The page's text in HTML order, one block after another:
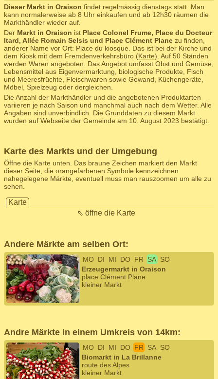
Dieser Markt in Oraison findet regelmässig dienstags statt. Man
kann normalerweise ab 8 Uhr einkaufen und ab 12h30 räumen die
Markthändler wieder auf.
Der Markt in Oraison ist Place Colonel Frume, Place du Docteur
Itard, Allée Romain Selsis und Place Clément Plane zu finden,
anderer Name vor Ort: Place du kiosque. Das ist bei der Kirche und
dem Kiosk mit dem Fremdenverkehrsbüro (Karte). Auf 50 Ständen
werden Waren angeboten. Das Angebot umfasst Obst und Gemüse,
Lebensmittel aus Eigenvermarktung, biologische Produkte, Fisch
und Meeresfrüchte, Fleischwaren sowie Gewand, Küchengeräte,
Möbel, Spielzeug oder dergleichen.
Die Anzahl der Markthändler und die angebotenen Produktarten
variieren je nach Saison und manchmal auch nach dem Wetter. Alle
Angaben sind unverbindlich. Die Grunddaten zu diesem Markt
wurden auf Webseite der Gemeinde am 10. August 2023 bestätigt.
Karte des Markts und der Umgebung
Öffne die Karte unten. Das braune Zeichen markiert den Markt
dieser Seite, die orangefarbenen Symbole kennzeichnen
nahegelegene Märkte, eventuell muss man rauszoomen um alle zu
sehen.
Karte
⇖ öffne die Karte
Andere Märkte am selben Ort:
MO DI MI DO FR SA SO
Erzeugermarkt in Oraison
place Clément Plane
kleiner Markt
Andre Märkte in einem Umkreis von 14km:
MO DI MI DO FR SA SO
Biomarkt in La Brillanne
route des Alpes
kleiner Markt